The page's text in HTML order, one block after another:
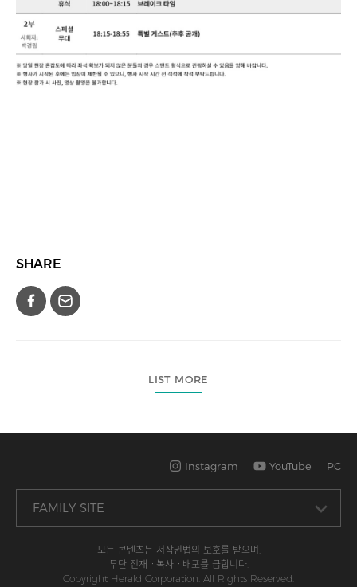
SHARE
LIST MORE
Instagram YouTube PC
모든 콘텐츠는 저작권법의 보호를 받으며,
무단 전재ㆍ복사ㆍ배포를 금합니다.
Copyright Herald Corporation. All Rights Reserved.